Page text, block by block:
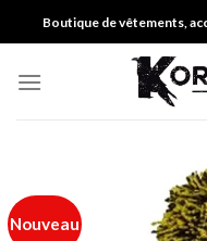
to
Boutique de vêtements,
Nouveau